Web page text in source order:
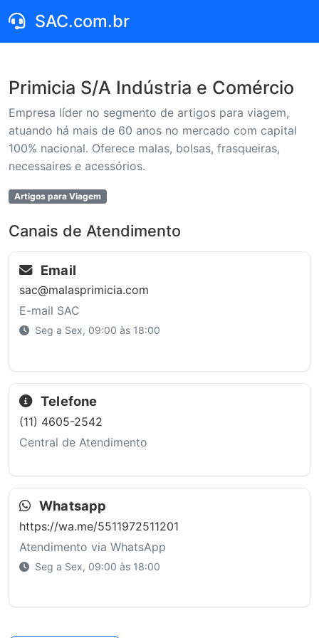
SAC.com.br
Primicia S/A Indústria e Comércio
Empresa líder no segmento de artigos para viagem,
atuando há mais de 60 anos no mercado com capital
100% nacional. Oferece malas, bolsas, frasqueiras,
necessaires e acessórios.
Artigos para Viagem
Canais de Atendimento
Email
sac@malasprimicia.com
E-mail SAC
Seg a Sex, 09:00 às 18:00
Telefone
(11) 4605-2542
Central de Atendimento
Whatsapp
https://wa.me/5511972511201
Atendimento via WhatsApp
Seg a Sex, 09:00 às 18:00